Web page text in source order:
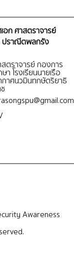
อก ศาสตราจารย์
ปราณีตพลกรัง
ตราจารย์ กองการ
า โรงเรียนนายเรือ
กาศนวมินทกษัตริยาธิ
Awareness